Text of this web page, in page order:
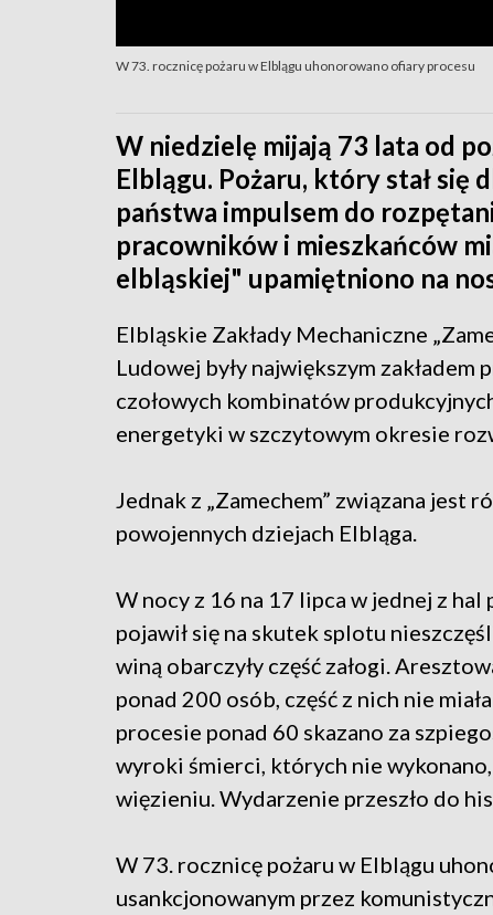
W 73. rocznicę pożaru w Elblągu uhonorowano ofiary procesu
W niedzielę mijają 73 lata od
Elblągu. Pożaru, który stał się
państwa impulsem do
pracowników i mieszkańców
elbląskiej" upamiętniono na
Elbląskie Zakłady Mechaniczne
Ludowej były największym zakładem
czołowych kombinatów
energetyki w szczytowym okresie
Jednak z „Zamechem” związana
powojennych dziejach Elbląga.
W nocy z 16 na 17 lipca w jednej z
pojawił się na skutek splotu
winą obarczyły część załogi.
ponad 200 osób, część z nich nie
procesie ponad 60 skazano za
wyroki śmierci, których nie
więzieniu. Wydarzenie przeszło do
W 73. rocznicę pożaru w Elblągu
usankcjonowanym przez